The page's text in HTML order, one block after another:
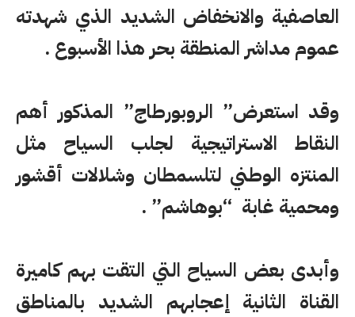
العاصفية والانخفاض الشديد الذي شهدته
عموم مداشر المنطقة بحر هذا الأسبوع .
وقد استعرض” الروبورطاج” المذكور أهم
النقاط الاستراتيجية لجلب السياح مثل
المنتزه الوطني لتلسمطان وشلالات أقشور
ومحمية غابة “بوهاشم” .
وأبدى بعض السياح التي التقت بهم كاميرة
القناة الثانية إعجابهم الشديد بالمناطق